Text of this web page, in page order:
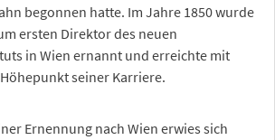
begonnen hatte. Im Jahre 1850 wurde
ersten Direktor des neuen
in Wien ernannt und erreichte mit
seiner Karriere.
Ernennung nach Wien erwies sich